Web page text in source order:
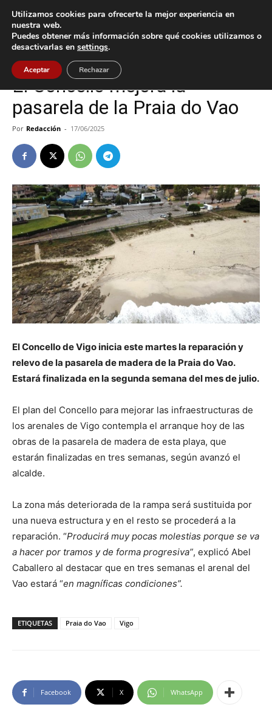
Inicio Vigo
Vigo
El Concello mejora la
pasarela de la Praia do Vao
Por Redacción - 17/06/2025
El Concello de Vigo inicia este martes la reparación y
relevo de la pasarela de madera de la Praia do Vao.
Estará finalizada en la segunda semana del mes de julio.
El plan del Concello para mejorar las infraestructuras de
los arenales de Vigo contempla el arranque hoy de las
obras de la pasarela de madera de esta playa, que
estarán finalizadas en tres semanas, según avanzó el
alcalde.
La zona más deteriorada de la rampa será sustituida por
una nueva estructura y en el resto se procederá a la
reparación. “Producirá muy pocas molestias porque se va
a hacer por tramos y de forma progresiva”, explicó Abel
Caballero al destacar que en tres semanas el arenal del
Vao estará “en magníficas condiciones”.
ETIQUETAS Praia do Vao Vigo
Facebook X WhatsApp
Utilizamos cookies para ofrecerte la mejor experiencia en
nuestra web.
Puedes obtener más información sobre qué cookies utilizamos o
desactivarlas en settings.
Aceptar Rechazar